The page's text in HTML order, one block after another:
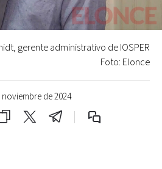
noviembre de 2024
gerente administrativo de IOSPER
Foto: Elonce